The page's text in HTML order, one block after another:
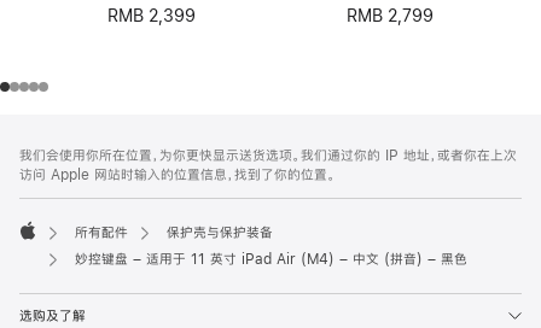
RMB 2,399 RMB 2,799
页
页
脚
注
我们会使用你所在位置，为你更快显示送货选项。我们通过你的 IP 地址，或者你在上次
访问 Apple 网站时输入的位置信息，找到了你的位置。
Apple
所有配件
保护壳与保护装备
妙控键盘 – 适用于 11 英寸 iPad Air (M4) – 中文 (拼音) – 黑色
选购及了解